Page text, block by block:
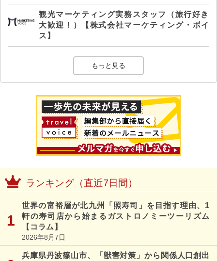
観光マーケティング実務スタッフ（旅行好き
大歓迎！）【株式会社マーケティング・ボイ
ス】
もっと見る
ランキング（直近7日間）
世界の富裕層が北九州「照寿司」を目指す理由、1
軒の寿司店から始まるガストロノミーツーリズム
【コラム】
2026年8月7日
兵庫県丹波篠山市、「獣害対策」から関係人口創出